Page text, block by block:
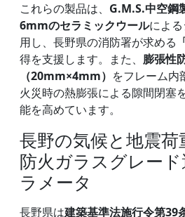
これらの製品は、 G.M.S.中空鋼
6mmのセラミックウールによ
用し、長野県の消防署が求める
得を支援します。また、 膨張性
（20mm×4mm） をフレーム内
火災時の熱膨張による隙間閉塞
能を高めています。
長野の気候と地震荷
防火ガラスグレー
ラメータ
長野県は建築基準法施行令第39